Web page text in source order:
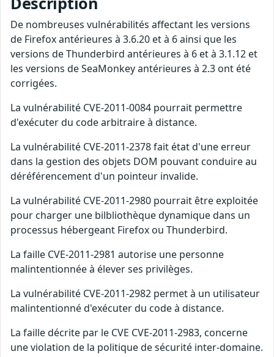
De nombreuses vulnérabilités affectant les versions
de Firefox antérieures à 3.6.20 et à 6 ainsi que les
versions de Thunderbird antérieures à 6 et à 3.1.12 et
les versions de SeaMonkey antérieures à 2.3 ont été
corrigées.
La vulnérabilité CVE-2011-0084 pourrait permettre
d'exécuter du code arbitraire à distance.
La vulnérabilité CVE-2011-2378 fait état d'une erreur
dans la gestion des objets DOM pouvant conduire au
déréférencement d'un pointeur invalide.
La vulnérabilité CVE-2011-2980 pourrait être exploitée
pour charger une bilbliothèque dynamique dans un
processus hébergeant Firefox ou Thunderbird.
La faille CVE-2011-2981 autorise une personne
malintentionnée à élever ses privilèges.
La vulnérabilité CVE-2011-2982 permet à un utilisateur
malintentionné d'exécuter du code à distance.
La faille décrite par le CVE CVE-2011-2983, concerne
une violation de la politique de sécurité inter-domaine.